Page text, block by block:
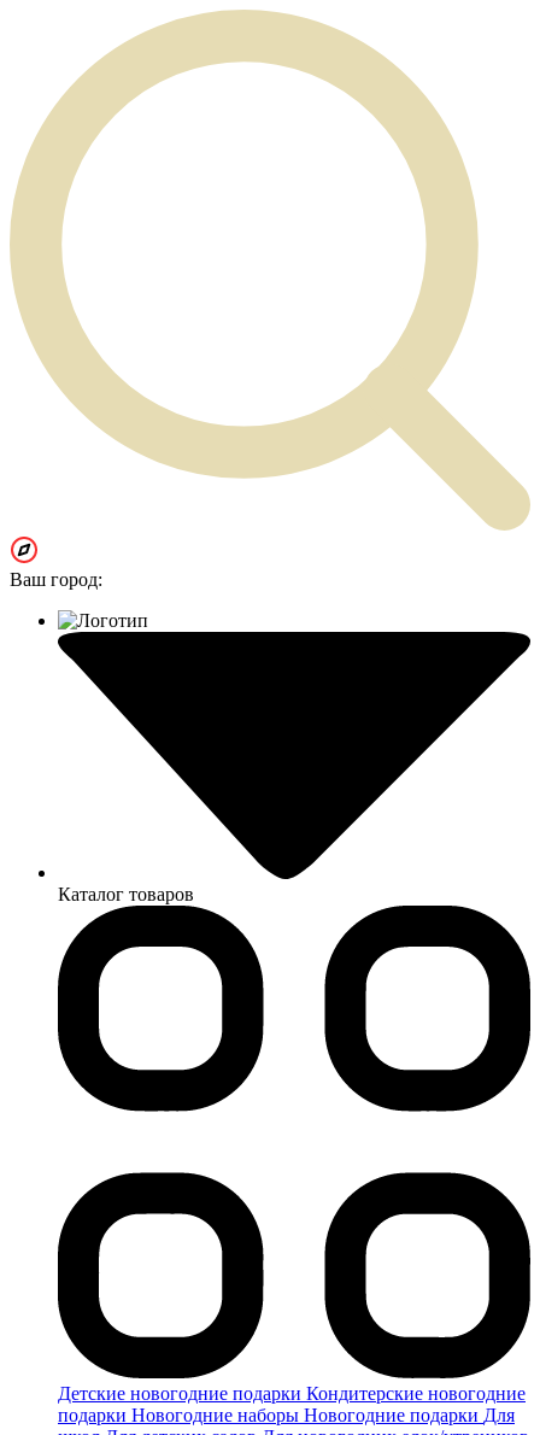
Ваш город:
Каталог товаров
Детские новогодние подарки Кондитерские новогодние
подарки Новогодние наборы Новогодние подарки Для